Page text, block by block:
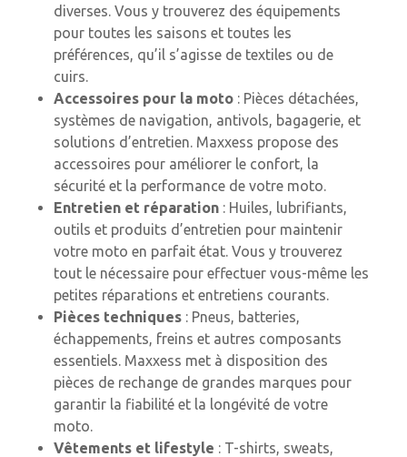
diverses. Vous y trouverez des équipements
pour toutes les saisons et toutes les
préférences, qu’il s’agisse de textiles ou de
cuirs.
Accessoires pour la moto : Pièces détachées,
systèmes de navigation, antivols, bagagerie, et
solutions d’entretien. Maxxess propose des
accessoires pour améliorer le confort, la
sécurité et la performance de votre moto.
Entretien et réparation : Huiles, lubrifiants,
outils et produits d’entretien pour maintenir
votre moto en parfait état. Vous y trouverez
tout le nécessaire pour effectuer vous-même les
petites réparations et entretiens courants.
Pièces techniques : Pneus, batteries,
échappements, freins et autres composants
essentiels. Maxxess met à disposition des
pièces de rechange de grandes marques pour
garantir la fiabilité et la longévité de votre
moto.
Vêtements et lifestyle : T-shirts, sweats,